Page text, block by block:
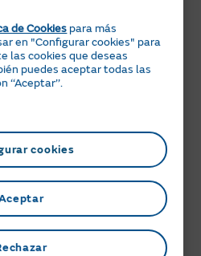
necesita de alimentación
diferentes motores y
en su sistema, por lo
a que su almacenamiento suele
al formato en que se
de éste se derivan
generación de polvo,
superior a la
de Cookies para más
en "Configurar cookies" para
las cookies que deseas
puedes aceptar todas las
cookies